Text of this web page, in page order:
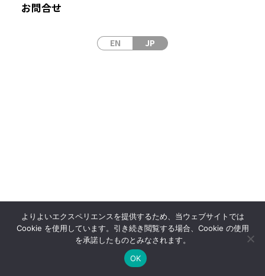
お問合せ
EN JP
よりよいエクスペリエンスを提供するため、当ウェブサイトでは
Cookie を使用しています。引き続き閲覧する場合、Cookie の使用
を承諾したものとみなされます。
OK